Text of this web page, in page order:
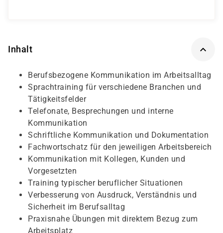
Inhalt
Berufsbezogene Kommunikation im Arbeitsalltag
Sprachtraining für verschiedene Branchen und
Tätigkeitsfelder
Telefonate, Besprechungen und interne
Kommunikation
Schriftliche Kommunikation und Dokumentation
Fachwortschatz für den jeweiligen Arbeitsbereich
Kommunikation mit Kollegen, Kunden und
Vorgesetzten
Training typischer beruflicher Situationen
Verbesserung von Ausdruck, Verständnis und
Sicherheit im Berufsalltag
Praxisnahe Übungen mit direktem Bezug zum
Arbeitsplatz